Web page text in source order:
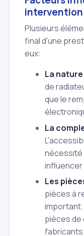
Plusieurs
final d'une
eux:
La
de
que le
La
nécessité
influencer
Les
pièces à
pièces de
fabricants.